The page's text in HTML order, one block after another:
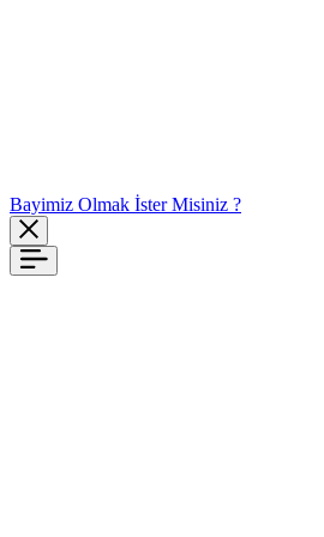
Bayimiz Olmak İster Misiniz ?